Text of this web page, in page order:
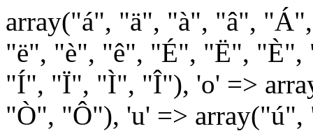
array("á", "ä", "à", "â",
"ë", "è", "ê", "É", "Ë",
"Í", "Ï", "Ì", "Î"), 'o' =>
"Ò", "Ô"), 'u' =>